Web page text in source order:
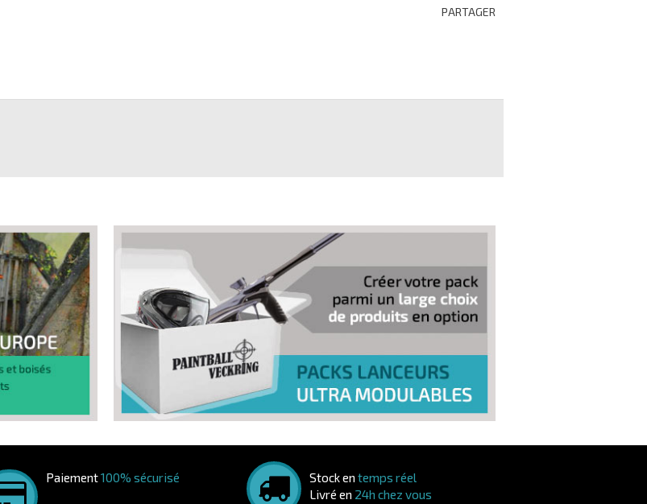
PARTAGER
Paiement100% sécurisé Stock en temps réel
Livré en 24h chez vous